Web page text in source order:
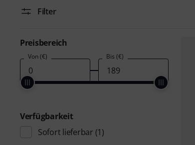
Filter
Preisbereich
Von (€) Bis (€)
Verfügbarkeit
Sofort lieferbar (1)